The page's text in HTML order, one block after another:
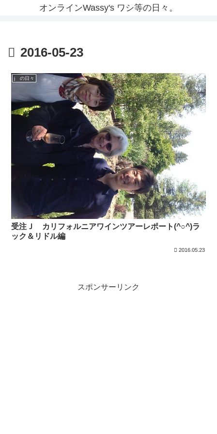
オンラインWassy's ワシ等の日々。
2016-05-23
j の日々
受注Ｊ カリフォルニアワインツアーレポート(^○^)ラ
ック＆リドル編
2016.05.23
スポンサーリンク